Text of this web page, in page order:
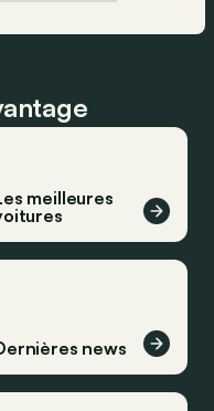
meilleures
news